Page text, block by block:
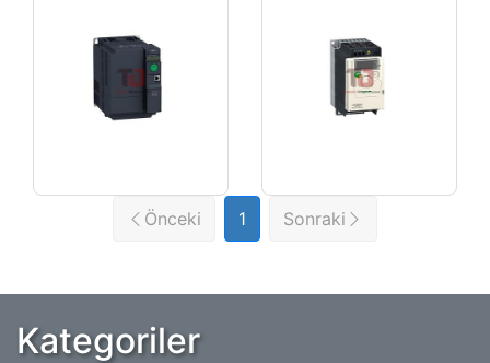
Önceki 1 Sonraki
Kategoriler